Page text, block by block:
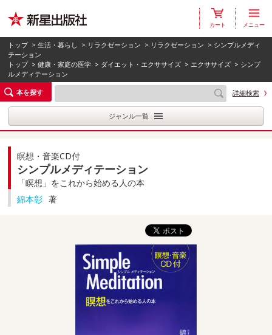
カート メニュー
トップ >生活・暮らし > リラクゼーション > リラクゼーション > シンプルメディ
テーション
トップ >健康・家庭の医学 > ダイエット・エクササイズ >エクササイズ > シンプ
ルメディテーション
本を探す
詳細検索
ジャンル一覧
瞑想・音楽CD付
シンプルメディテーション
「瞑想」をこれから始める人の本
綿本彰 著